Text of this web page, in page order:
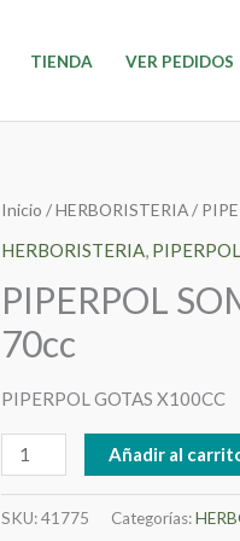
TIENDA VER PEDIDOS
Inicio /HERBORISTERIA/
HERBORISTERIA, PIPERPOL
PIPERPOL
70cc
PIPERPOL GOTAS X100CC
PIPERPOL
SOMBRA
TORO
GOTAS
70cc
cantidad
Añadir al
SKU:41775 Categorías: